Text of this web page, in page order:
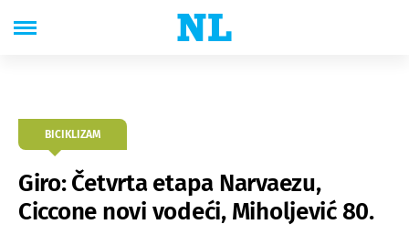
BICIKLIZAM
Giro: Četvrta etapa Narvaezu,
Ciccone novi vodeći, Miholjević 80.